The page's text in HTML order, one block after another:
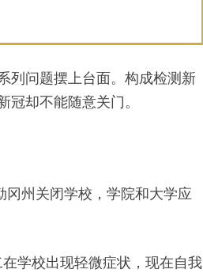
列问题摆上台面。构成检测新
却不能随意关门。
州关闭学校，学院和大学应
学校出现轻微症状，现在自我